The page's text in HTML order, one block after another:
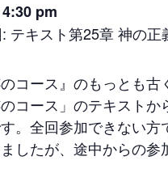
pm
テキスト第25章 神の正
のコース』のもっとも
のコース」のテキスト
。全回参加できない
したが、途中からの参